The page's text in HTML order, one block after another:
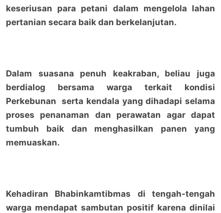
keseriusan para petani dalam mengelola lahan
pertanian secara baik dan berkelanjutan.
Dalam suasana penuh keakraban, beliau juga
berdialog bersama warga terkait kondisi
Perkebunan serta kendala yang dihadapi selama
proses penanaman dan perawatan agar dapat
tumbuh baik dan menghasilkan panen yang
memuaskan.
Kehadiran Bhabinkamtibmas di tengah-tengah
warga mendapat sambutan positif karena dinilai